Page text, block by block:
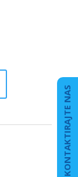
KONTAKTIRAJTE NAS